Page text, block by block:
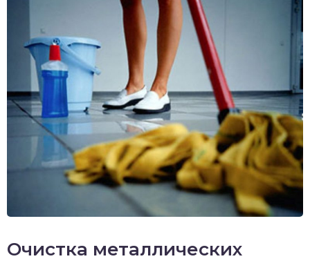
Очистка металлических